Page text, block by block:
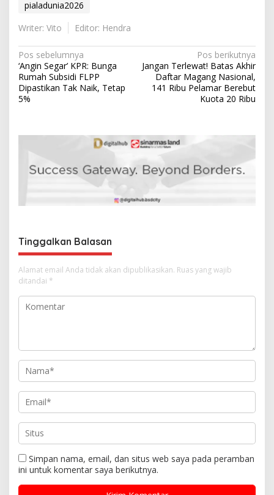
pialadunia2026
Writer: Vito
Editor: Hendra
N
a
v
i
o
Pos sebelumnya
‘Angin Segar’ KPR: Bunga
Rumah Subsidi FLPP
Dipastikan Tak Naik, Tetap
5%
Pos berikutnya
Jangan Terlewat! Batas Akhir
Daftar Magang Nasional,
141 Ribu Pelamar Berebut
Kuota 20 Ribu
Tinggalkan Balasan
Alamat email Anda tidak akan dipublikasikan. Ruas yang wajib
ditandai *
Simpan nama, email, dan situs web saya pada peramban
ini untuk komentar saya berikutnya.